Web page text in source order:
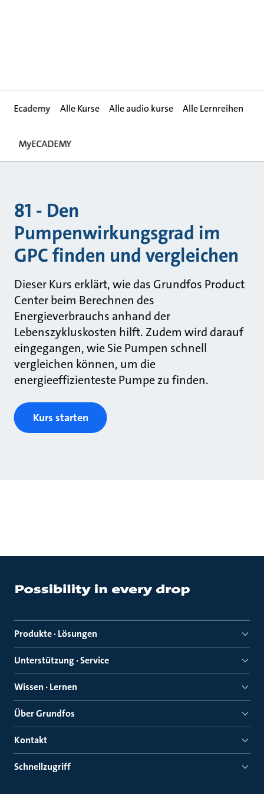
Ecademy Alle Kurse Alle audio kurse Alle Lernreihen
MyECADEMY
81 - Den
Pumpenwirkungsgrad im
GPC finden und vergleichen
Dieser Kurs erklärt, wie das Grundfos Product
Center beim Berechnen des
Energieverbrauchs anhand der
Lebenszykluskosten hilft. Zudem wird darauf
eingegangen, wie Sie Pumpen schnell
vergleichen können, um die
energieeffizienteste Pumpe zu finden.
Kurs starten
Produkte · Lösungen
Unterstützung · Service
Wissen · Lernen
Über Grundfos
Kontakt
Schnellzugriff